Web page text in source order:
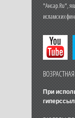
"Ансар.Ru",
исламских
При